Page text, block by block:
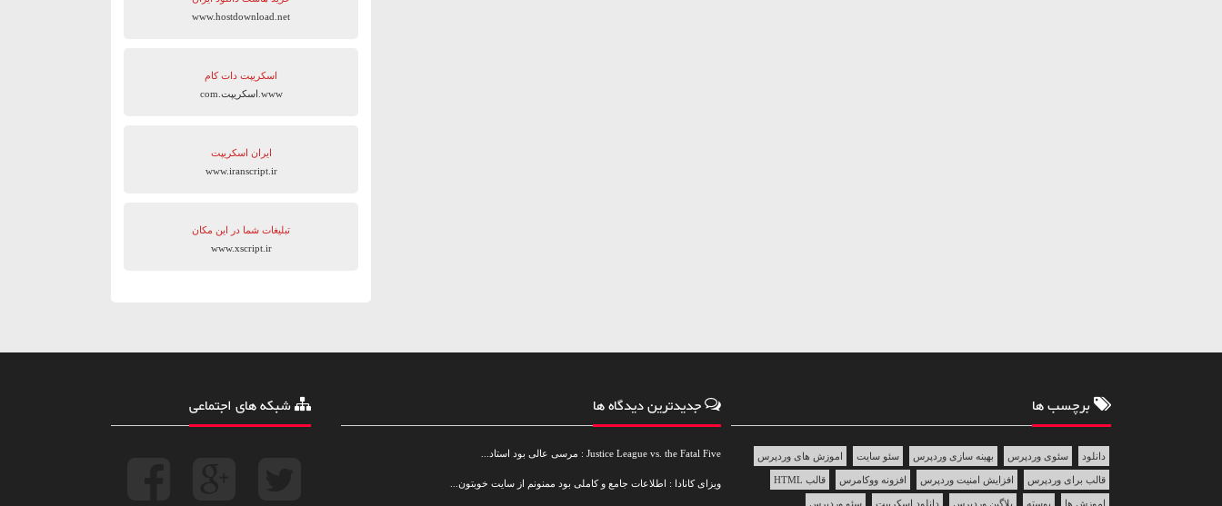
www.hostdownload.net
اسکریپت دات کام
www.اسکریپت.com
ایران اسکریپت
www.iranscript.ir
تبلیغات شما در این مکان
www.xscript.ir
شبکه های اجتماعی جدیدترین دیدگاه ها
Justice League vs. the Fatal Five : مرسی عالی بود استاد...
ویزای کانادا : اطلاعات جامع و کاملی بود ممنونم از سایت خوبتون...
برچسب ها
دانلود سئوی وردپرس بهینه سازی وردپرس سئو سایت اموزش های وردپرس
قالب برای وردپرس افزایش امنیت وردپرس افزونه ووکامرس قالب HTML
اموزش ها پوسته پلاگین وردپرس دانلود اسکریپت سئو وردپرس